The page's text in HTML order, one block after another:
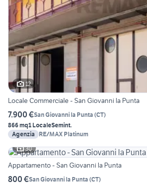
12
Locale Commerciale - San Giovanni la Punta
7.900 €San Giovanni la Punta (CT)
866 mq1 LocaleSemint.
Agenzia
RE/MAX Platinum
30
Appartamento - San Giovanni la Punta
800 €San Giovanni la Punta (CT)